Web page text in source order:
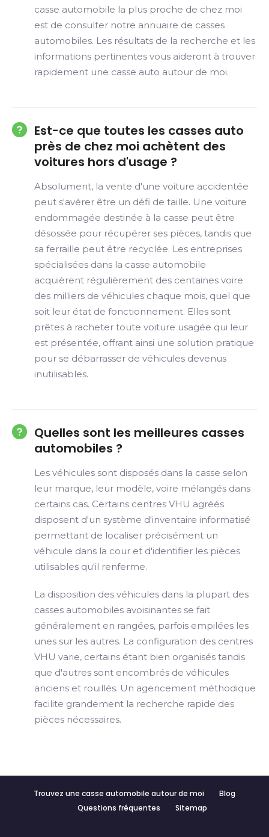
casse automobile la plus proche de chez moi
est de consulter notre annuaire de casses
automobiles. Les résultats de la recherche et les
informations pertinentes vous aideront à trouver
rapidement une casse auto autour de moi.
Est-ce que toutes les casses auto
près de chez moi achètent des
voitures hors d'usage ?
Absolument, la vente d'une voiture accidentée
peut s'avérer être un défi de taille. Une voiture
endommagée destinée à la casse peut être
désossée pour récupérer ses pièces, tandis que
sa ferraille peut être recyclée. Les entreprises
spécialisées dans la casse automobile
acquièrent régulièrement des centaines voire
des milliers de véhicules chaque mois, quel que
soit leur état de fonctionnement. Elles sont
prêtes à racheter toute voiture usagée qui leur
est présentée, offrant ainsi une solution pratique
pour se débarrasser de véhicules devenus
inutilisables.
Quelles sont les meilleures casses
automobiles ?
Les véhicules sont disposés dans la casse selon
leur marque, leur modèle, voire mélangés dans
certains cas. Certains centres VHU agréés
disposent d'un système d'inventaire informatisé
permettant de localiser précisément un
véhicule dans la cour et d'identifier les pièces
utilisables qu'il renferme.
La disposition des véhicules dans la plupart des
casses automobiles avoisinantes se fait
généralement en rangées, parfois empilées les
unes sur les autres. La configuration des centres
VHU varie, certains étant bien organisés tandis
que d'autres sont encombrés de véhicules
anciens et rouillés. Un agencement méthodique
facilite grandement la recherche rapide des
pièces nécessaires.
Trouvez une casse automobile autour de moi
Blog
Questions fréquentes
Sitemap